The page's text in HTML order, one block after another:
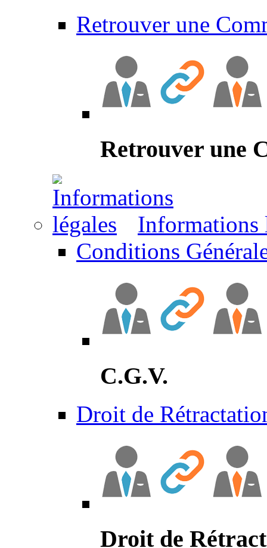
Retrouver une
Retrouver une
Informations
Conditions
C.G.V.
Droit de
Droit de